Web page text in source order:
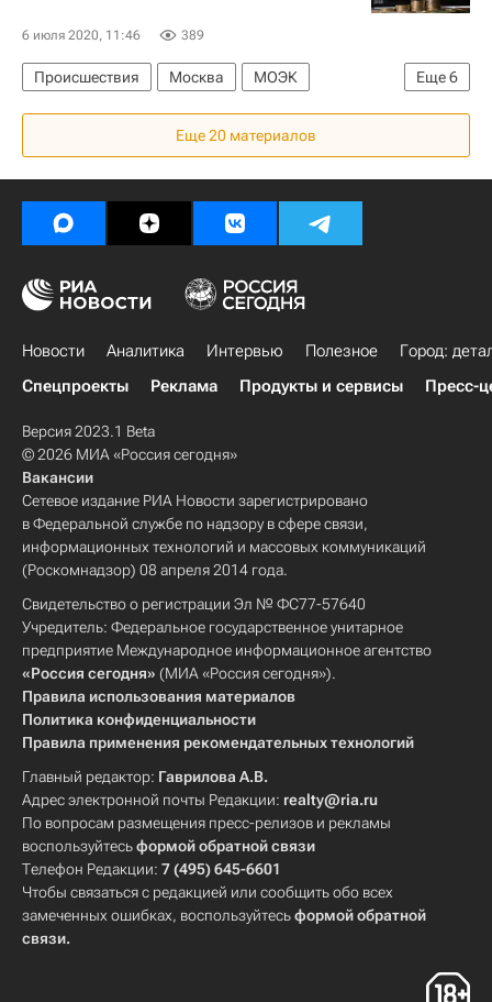
6 июля 2020, 11:46 389
Еще6
Происшествия Москва
МОЭК
Жилищник
Москва Сегодня: мегаполис для жизни
Долги
Городское хозяйство Москвы
Комплекс городского хозяйства Москвы
Еще 20 материалов
Новости Аналитика Интервью Полезное
Город:
Спецпроекты
Реклама Продукты и сервисы Пресс-
Версия 2023.1 Beta
© 2026 МИА «Россия сегодня»
Вакансии
Сетевое издание РИА Новости зарегистрировано
в Федеральной службе по надзору в сфере связи,
информационных технологий и массовых коммуникаций
(Роскомнадзор) 08 апреля 2014 года.
Свидетельство о регистрации Эл № ФС77-57640
Учредитель: Федеральное государственное унитарное
предприятие Международное информационное агентство
«Россия сегодня» (МИА «Россия сегодня»).
Правила использования материалов
Политика конфиденциальности
Правила применения рекомендательных технологий
Главный редактор: Гаврилова А.В.
Адрес электронной почты Редакции: realty@ria.ru
По вопросам размещения пресс-релизов и рекламы
воспользуйтесьформой обратной связи
Телефон Редакции: 7 (495) 645-6601
Чтобы связаться с редакцией или сообщить обо всех
замеченных ошибках, воспользуйтесьформой обратной
связи.